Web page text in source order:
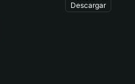
Descargar